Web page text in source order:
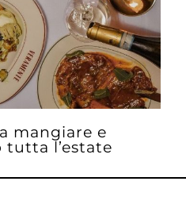
mangiare e
l’estate